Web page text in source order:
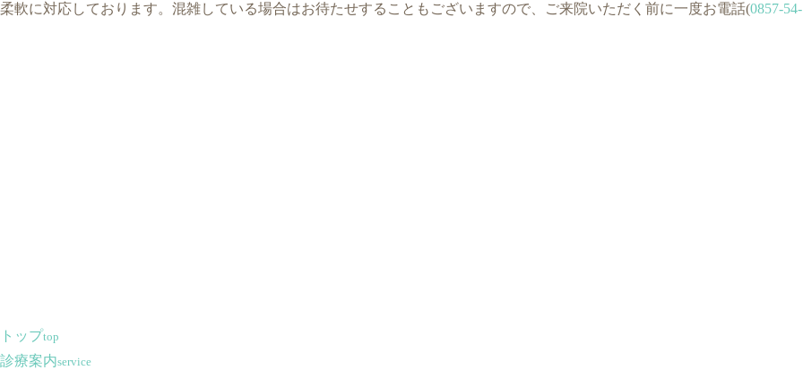
柔軟に対応しております。混雑している場合はお待たせすることもございますので、ご来院いただく前に一度お電話(0857-
トップtop
診療案内service